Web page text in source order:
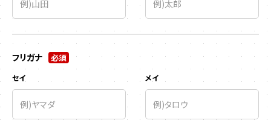
フリガナ 必須
セイ メイ